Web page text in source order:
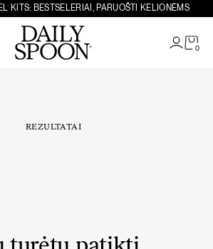
KITS: BESTSELERIAI, PARUOŠTI KELIONĖMS
0
REZULTATAI